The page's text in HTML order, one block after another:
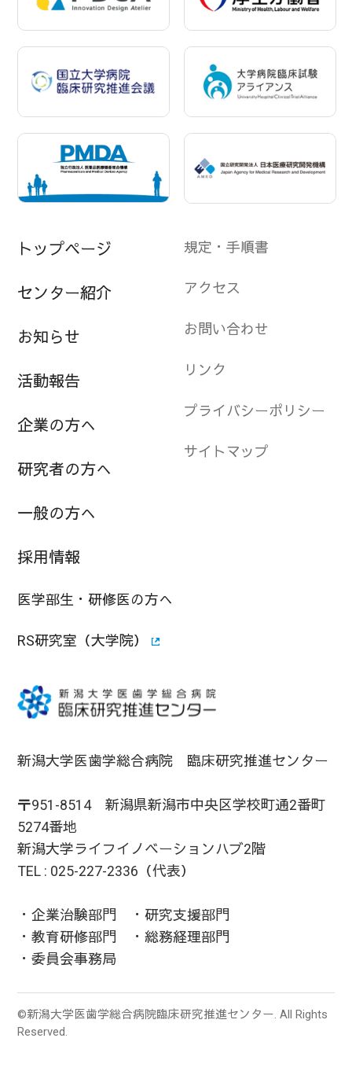
トップページ
センター紹介
お知らせ
活動報告
企業の方へ
研究者の方へ
一般の方へ
採用情報
医学部生・研修医の方へ
RS研究室（大学院）
規定・手順書
アクセス
お問い合わせ
リンク
プライバシーポリシー
サイトマップ
新潟大学医歯学総合病院 臨床研究推進センター
〒951-8514 新潟県新潟市中央区学校町通2番町
5274番地
新潟大学ライフイノベーションハブ2階
TEL : 025-227-2336（代表）
・企業治験部門 ・研究支援部門
・教育研修部門 ・総務経理部門
・委員会事務局
©新潟大学医歯学総合病院臨床研究推進センター. All Rights
Reserved.